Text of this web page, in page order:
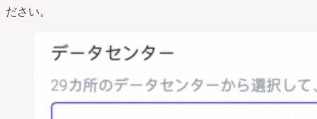
ださい。